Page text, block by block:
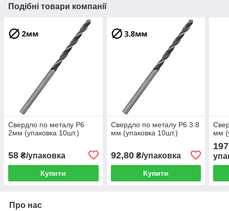
Подібні товари компанії
Свердло по металу Р6
2мм (упаковка 10шт.)
58 ₴/упаковка
Купити
Свердло по металу Р6 3.8
мм (упаковка 10шт.)
92,80₴/упаковка
Купити
мм
Про нас